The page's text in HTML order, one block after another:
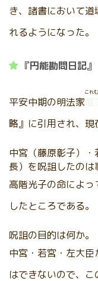
き、諸書において
れるようになった。
『円能勘問日記』
平安中期の明法家
これ
略』に引用され、現
中宮（藤原彰子）
長）を呪詛したのは
高階光子の命によ
したところである。
呪詛の目的は何か。
中宮・若宮・左大
はできないので、こ